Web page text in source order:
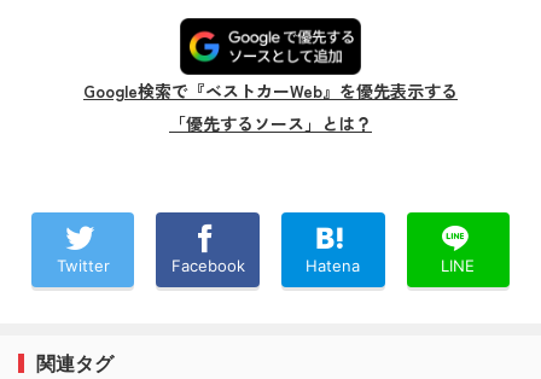
Google検索で『ベストカーWeb』を優先表示する
「優先するソース」とは？
Twitter Facebook Hatena LINE
関連タグ